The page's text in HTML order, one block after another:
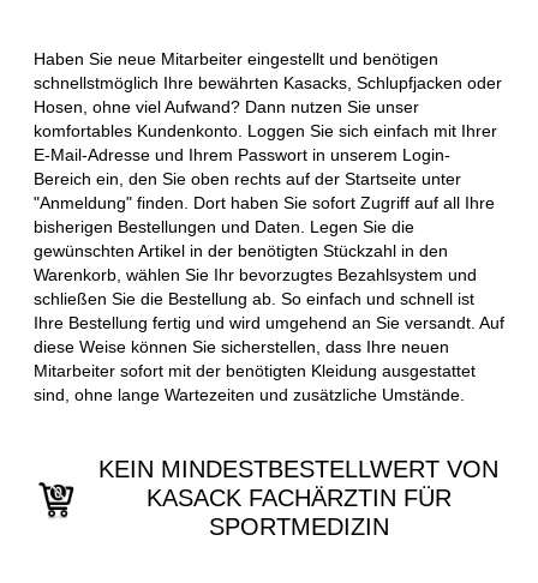
Haben Sie neue Mitarbeiter eingestellt und benötigen
schnellstmöglich Ihre bewährten Kasacks, Schlupfjacken oder
Hosen, ohne viel Aufwand? Dann nutzen Sie unser
komfortables Kundenkonto. Loggen Sie sich einfach mit Ihrer
E-Mail-Adresse und Ihrem Passwort in unserem Login-
Bereich ein, den Sie oben rechts auf der Startseite unter
"Anmeldung" finden. Dort haben Sie sofort Zugriff auf all Ihre
bisherigen Bestellungen und Daten. Legen Sie die
gewünschten Artikel in der benötigten Stückzahl in den
Warenkorb, wählen Sie Ihr bevorzugtes Bezahlsystem und
schließen Sie die Bestellung ab. So einfach und schnell ist
Ihre Bestellung fertig und wird umgehend an Sie versandt. Auf
diese Weise können Sie sicherstellen, dass Ihre neuen
Mitarbeiter sofort mit der benötigten Kleidung ausgestattet
sind, ohne lange Wartezeiten und zusätzliche Umstände.
KEIN MINDESTBESTELLWERT VON
KASACK FACHÄRZTIN FÜR
SPORTMEDIZIN